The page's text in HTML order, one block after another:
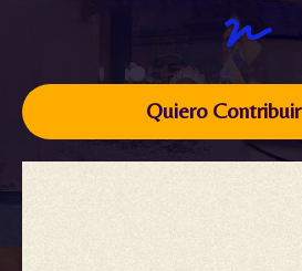
Quiero Contribuir